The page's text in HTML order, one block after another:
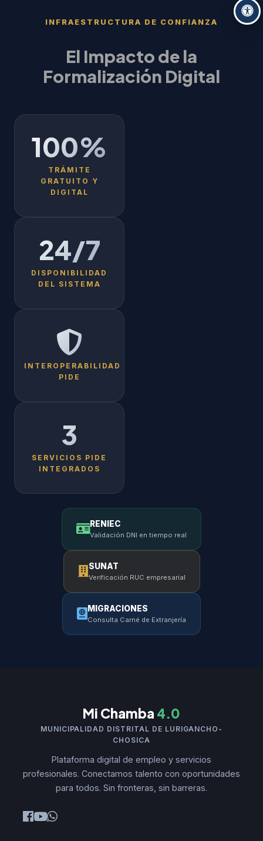
INFRAESTRUCTURA DE CONFIANZA
El Impacto de la
Formalización Digital
100%
TRÁMITE
GRATUITO Y
DIGITAL
24/7
DISPONIBILIDAD
DEL SISTEMA
INTEROPERABILIDAD
PIDE
3
SERVICIOS PIDE
INTEGRADOS
RENIEC
Validación DNI en tiempo real
SUNAT
Verificación RUC empresarial
MIGRACIONES
Consulta Carné de Extranjería
Mi Chamba 4.0
MUNICIPALIDAD DISTRITAL DE LURIGANCHO-
CHOSICA
Plataforma digital de empleo y servicios
profesionales. Conectamos talento con oportunidades
para todos. Sin fronteras, sin barreras.